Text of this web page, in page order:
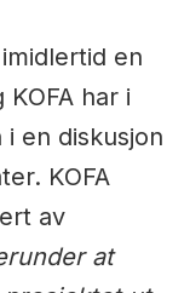
en
har i
en diskusjon
KOFA
av
at